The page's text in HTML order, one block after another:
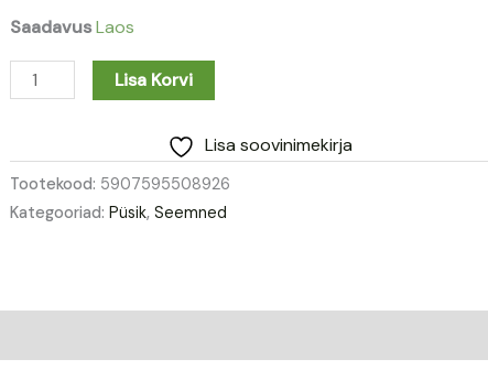
SaadavusLaos
Lisa Korvi
Lisa soovinimekirja
Tootekood: 5907595508926
Kategooriad:Püsik,Seemned